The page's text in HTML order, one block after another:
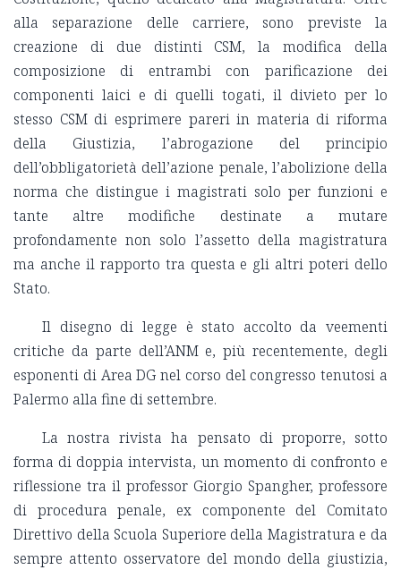
alla separazione delle carriere, sono previste la
creazione di due distinti CSM, la modifica della
composizione di entrambi con parificazione dei
componenti laici e di quelli togati, il divieto per lo
stesso CSM di esprimere pareri in materia di riforma
della Giustizia, l’abrogazione del principio
dell’obbligatorietà dell’azione penale, l’abolizione della
norma che distingue i magistrati solo per funzioni e
tante altre modifiche destinate a mutare
profondamente non solo l’assetto della magistratura
ma anche il rapporto tra questa e gli altri poteri dello
Stato.
Il disegno di legge è stato accolto da veementi
critiche da parte dell’ANM e, più recentemente, degli
esponenti di Area DG nel corso del congresso tenutosi a
Palermo alla fine di settembre.
La nostra rivista ha pensato di proporre, sotto
forma di doppia intervista, un momento di confronto e
riflessione tra il professor Giorgio Spangher, professore
di procedura penale, ex componente del Comitato
Direttivo della Scuola Superiore della Magistratura e da
sempre attento osservatore del mondo della giustizia,